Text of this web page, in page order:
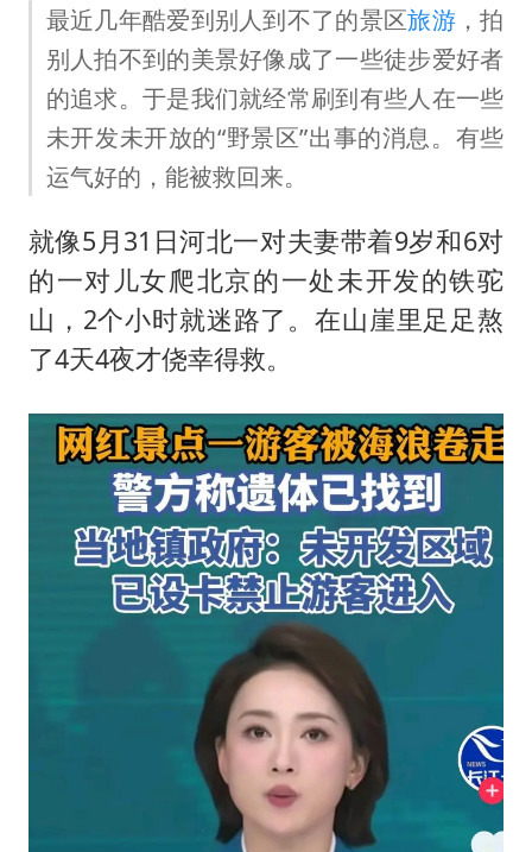
女子发现前夫婚内与第三者育子
《龙餐馆》 冲奖
笔试第一被劝弃考涉事副校长被撤职
挡“张雪机车”民进党当局怕什么
香港高温刷新历史纪录
灌溉水坝被隔成鱼塘 村民投诉20余年
中国第1高楼阻尼器摆动明显
奋力开创中国式现代化建设新局面
最近几年酷爱到别人到不了的景区旅游，拍
别人拍不到的美景好像成了一些徒步爱好者
的追求。于是我们就经常刷到有些人在一些
未开发未开放的“野景区”出事的消息。有些
运气好的，能被救回来。
就像5月31日河北一对夫妻带着9岁和6对
的一对儿女爬北京的一处未开发的铁驼
山，2个小时就迷路了。在山崖里足足熬
了4天4夜才侥幸得救。